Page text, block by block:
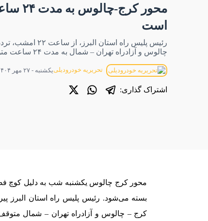
محور
است
رئیس پلیس راه استان
چالوس و آزادراه تهران – شمال به مدت ۲۴ ساعت متوقف می‌شود.
تحریریه خودرودیلییکشنبه - ۲۷ مهر ۱۴۰۴ - ۲۲:۰۰
اشتراک گذاری:
محور کرج چالوس یکشنبه شب به دلیل کوچ